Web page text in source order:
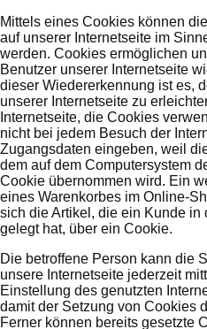
Mittels eines Cookies können
auf unserer Internetseite im
werden. Cookies ermöglichen
Benutzer unserer Internetseite
dieser Wiedererkennung ist es,
unserer Internetseite zu
Internetseite, die Cookies
nicht bei jedem Besuch der
Zugangsdaten eingeben, weil
dem auf dem Computersystem
Cookie übernommen wird. Ein
eines Warenkorbes im Online-
sich die Artikel, die ein Kunde in
gelegt hat, über ein Cookie.
Die betroffene Person kann die
unsere Internetseite jederzeit
Einstellung des genutzten
damit der Setzung von Cookies
Ferner können bereits gesetzte